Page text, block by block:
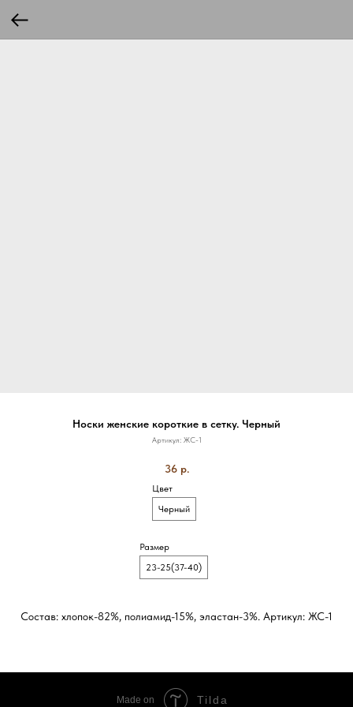
Носки женские короткие в сетку. Черный
Артикул: ЖС-1
36 р.
Цвет
Черный
Размер
23-25(37-40)
Состав: хлопок-82%, полиамид-15%, эластан-3%. Артикул: ЖС-1
Made on Tilda